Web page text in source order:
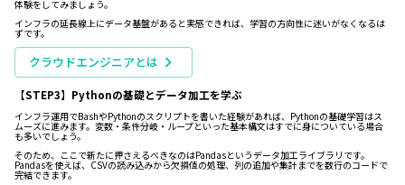
体験をしてみましょう。
インフラの延長線上にデータ基盤があると実感できれば、学習の方向性に迷いがなくなるは
ずです。
クラウドエンジニアとは
【STEP3】Pythonの基礎とデータ加工を学ぶ
インフラ運用でBashやPythonのスクリプトを書いた経験があれば、Pythonの基礎学習はス
ムーズに進みます。変数・条件分岐・ループといった基本構文はすでに身についている場合
も多いでしょう。
そのため、ここで新たに押さえるべきなのはPandasというデータ加工ライブラリです。
Pandasを使えば、CSVの読み込みから欠損値の処理、列の追加や集計までを数行のコードで
完結できます。